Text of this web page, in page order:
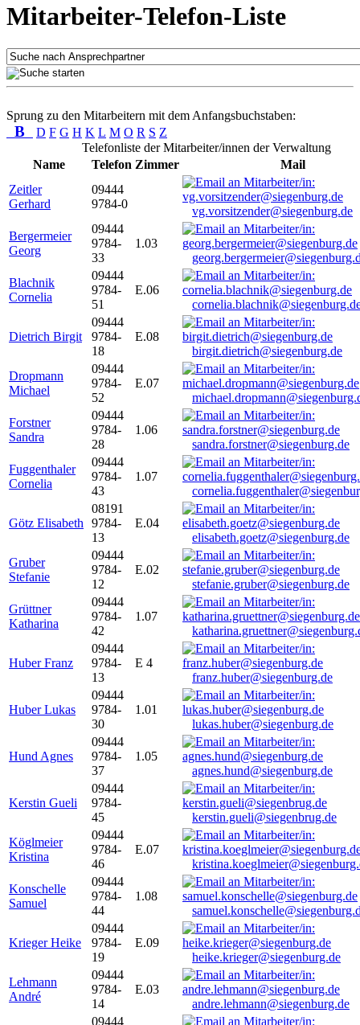
Mitarbeiter-Telefon-Liste
Sprung zu den Mitarbeitern mit dem Anfangsbuchstaben:
B D F G H K L M O R S Z
Telefonliste der Mitarbeiter/innen der Verwaltung
Name
Telefon Zimmer
Mail
Zeitler
Gerhard
09444
9784-0
vg.vorsitzender@siegenburg.de
Bergermeier
Georg
09444
9784-
33
1.03
Blachnik
Cornelia
09444
9784-
51
E.06
Dietrich Birgit
09444
9784-
18
E.08
birgit.dietrich@siegenburg.de
Dropmann
Michael
09444
9784-
52
E.07
Forstner
Sandra
09444
9784-
28
1.06
sandra.forstner@siegenburg.de
Fuggenthaler
Cornelia
09444
9784-
43
1.07
Götz Elisabeth
08191
9784-
13
E.04
elisabeth.goetz@siegenburg.de
Gruber
Stefanie
09444
9784-
12
E.02
stefanie.gruber@siegenburg.de
Grüttner
Katharina
09444
9784-
42
1.07
Huber Franz
09444
9784-
13
E 4
franz.huber@siegenburg.de
Huber Lukas
09444
9784-
30
1.01
lukas.huber@siegenburg.de
Hund Agnes
09444
9784-
37
1.05
agnes.hund@siegenburg.de
Kerstin Gueli
09444
9784-
45
kerstin.gueli@siegenbrug.de
Köglmeier
Kristina
09444
9784-
46
E.07
Konschelle
Samuel
09444
9784-
44
1.08
Krieger Heike
09444
9784-
19
E.09
heike.krieger@siegenburg.de
Lehmann
André
09444
9784-
14
E.03
andre.lehmann@siegenburg.de
09444